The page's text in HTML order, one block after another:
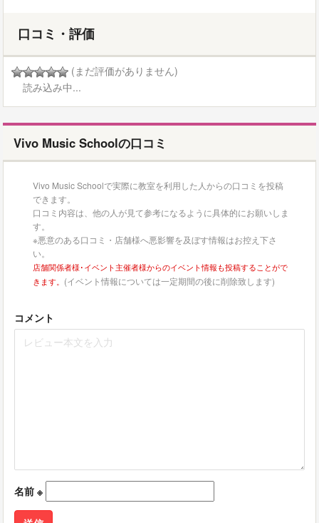
口コミ・評価
(まだ評価がありません)
読み込み中...
Vivo Music Schoolの口コミ
Vivo Music Schoolで実際に教室を利用した人からの口コミを投稿
できます。
口コミ内容は、他の人が見て参考になるように具体的にお願いしま
す。
※悪意のある口コミ・店舗様へ悪影響を及ぼす情報はお控え下さ
い。
店舗関係者様･イベント主催者様からのイベント情報も投稿することがで
きます。 (イベント情報については一定期間の後に削除致します)
コメント
名前 ※